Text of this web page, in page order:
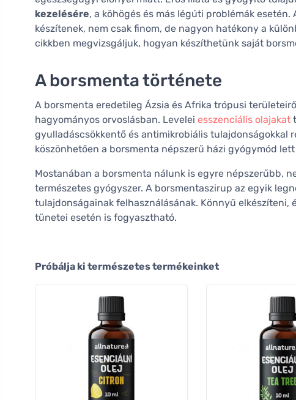
kezelésére, a köhögés és más légúti problémák esetén.
készítenek, nem csak finom, de nagyon hatékony a
cikkben megvizsgáljuk, hogyan készíthetünk saját
A borsmenta története
A borsmenta eredetileg Ázsia és Afrika trópusi
hagyományos orvoslásban. Levelei esszenciális olajakat
gyulladáscsökkentő és antimikrobiális tulajdonságokkal
köszönhetően a borsmenta népszerű házi gyógymód
Mostanában a borsmenta nálunk is egyre népszerűbb,
természetes gyógyszer. A borsmentaszirup az egyik
tulajdonságainak felhasználásának. Könnyű elkészíteni,
tünetei esetén is fogyasztható.
Próbálja ki természetes termékeinket